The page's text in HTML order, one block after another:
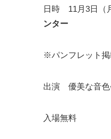
日時 11月3日（
ンター
※パンフレット掲
出演 優美な音色
入場無料